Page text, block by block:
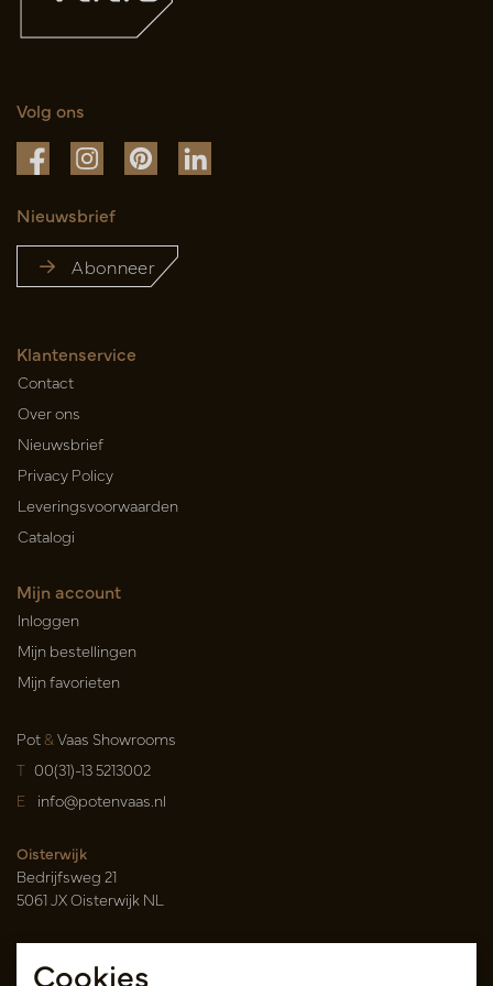
Volg ons
Nieuwsbrief
Abonneer
Klantenservice
Contact
Over ons
Nieuwsbrief
Privacy Policy
Leveringsvoorwaarden
Catalogi
Mijn account
Inloggen
Mijn bestellingen
Mijn favorieten
Pot&Vaas Showrooms
T 00(31)-13 5213002
E info@potenvaas.nl
Oisterwijk
Bedrijfsweg 21
5061 JX Oisterwijk NL
Openingstijden
Maandag t/m vrijdag 09.00-17.00 uur
Cookies